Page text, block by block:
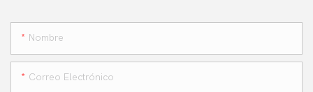
Nombre
Correo Electrónico